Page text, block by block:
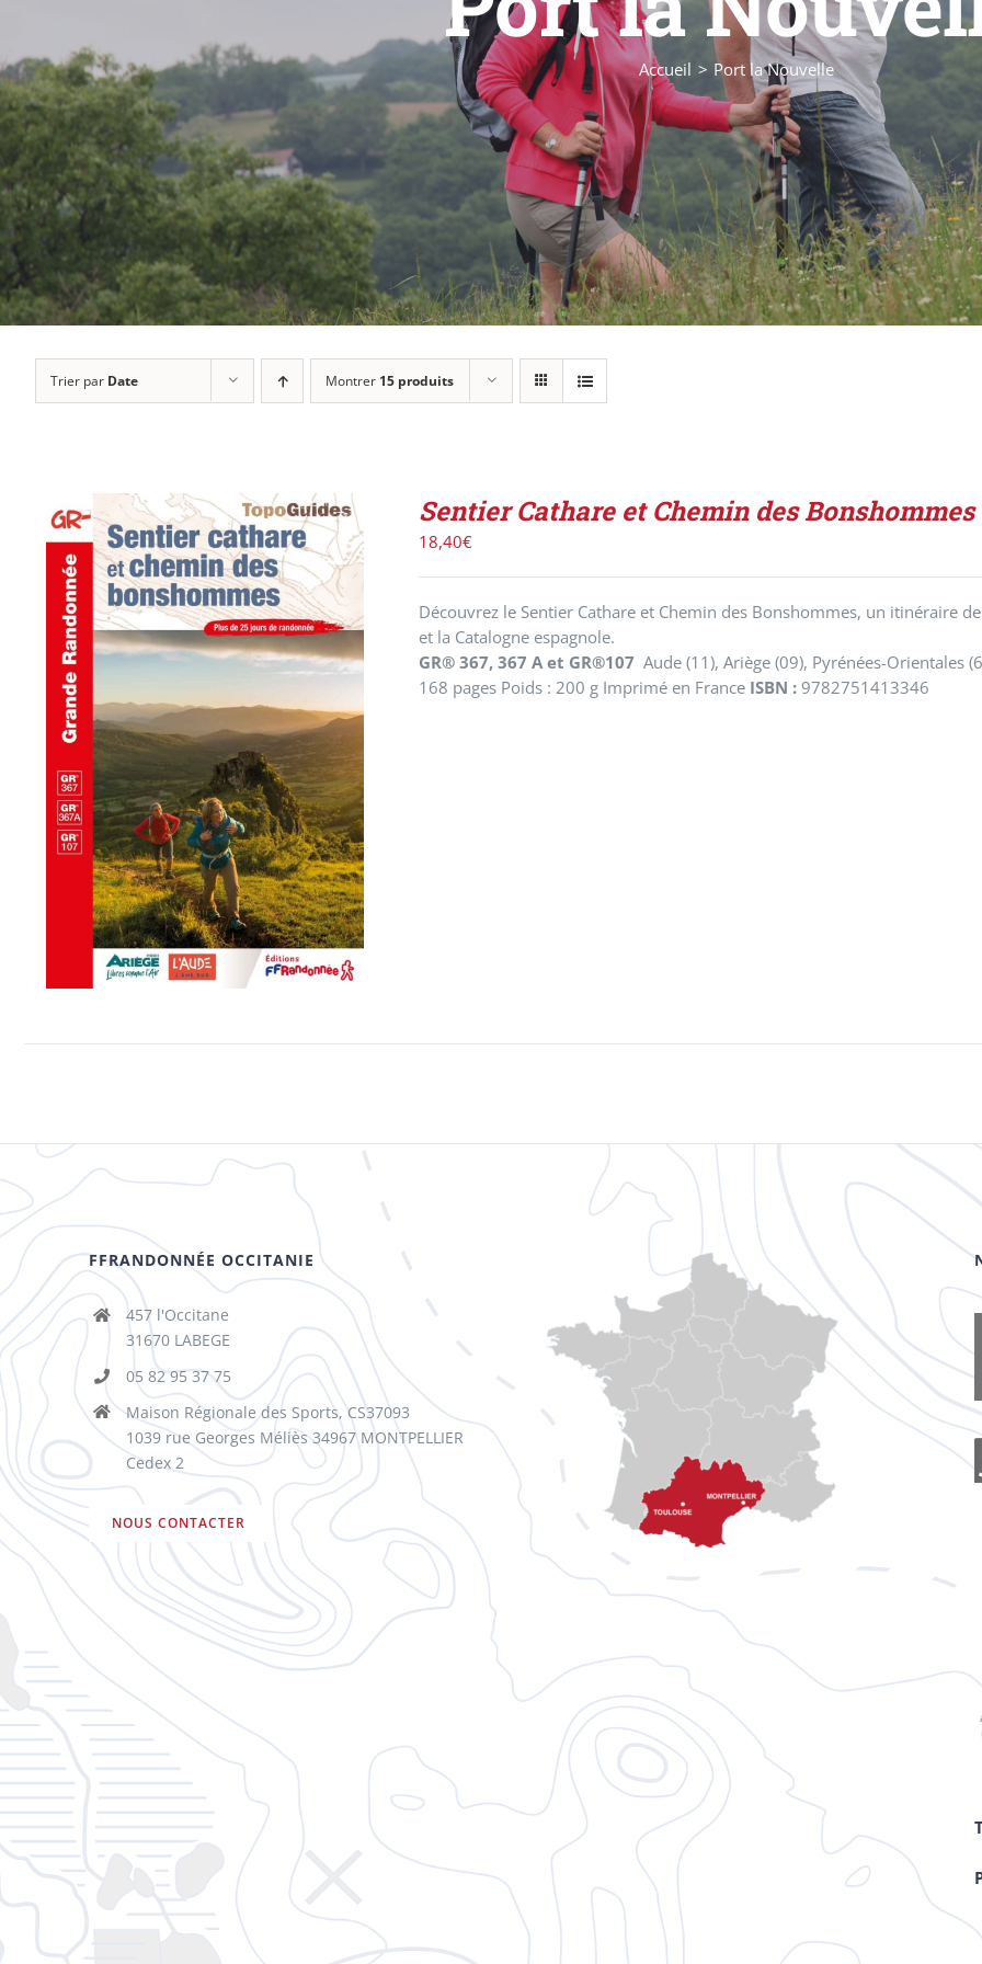
Accueil Port la Nouvelle
Trier par Date Montrer 15 produits
ACHETER LE PRODUIT DÉTAILS
Sentier Cathare et Chemin des Bonshommes
18,40€
Découvrez le Sentier Cathare et Chemin des Bonshommes, un itinéraire
et la Catalogne espagnole.
GR® 367, 367 A et GR®107 Aude (11), Ariège (09), Pyrénées-Orientales
168 pages Poids : 200 g Imprimé en France ISBN : 9782751413346
FFRANDONNÉE OCCITANIE
457 l'Occitane
31670 LABEGE
05 82 95 37 75
Maison Régionale des Sports, CS37093
1039 rue Georges Méliès 34967 MONTPELLIER
Cedex 2
NOUS CONTACTER